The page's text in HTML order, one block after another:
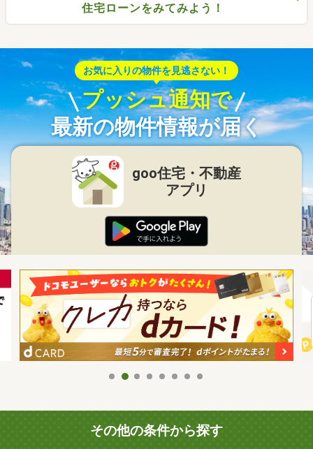
住宅ローンをみてみよう！
お気に入りの物件を見逃さない！
プッシュ通知で
最新の物件情報が届く
goo住宅・不動産
アプリ
その他の条件から探す